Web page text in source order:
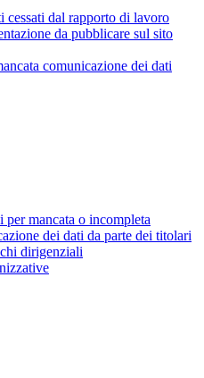
cessati dal rapporto di lavoro
da pubblicare sul sito
comunicazione dei dati
per mancata o incompleta
dei dati da parte dei titolari
dirigenziali